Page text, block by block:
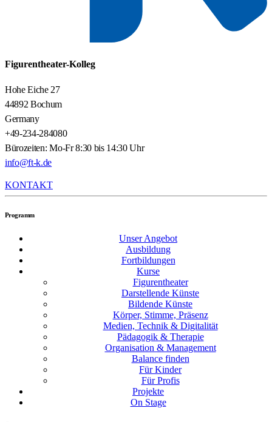
Figurentheater-Kolleg
Hohe Eiche 27
44892 Bochum
Germany
+49-234-284080
Bürozeiten: Mo-Fr 8:30 bis 14:30 Uhr
info@ft-k.de
KONTAKT
Programm
Unser Angebot
Ausbildung
Fortbildungen
Kurse
Figurentheater
Darstellende Künste
Bildende Künste
Körper, Stimme, Präsenz
Medien, Technik & Digitalität
Pädagogik & Therapie
Organisation & Management
Balance finden
Für Kinder
Für Profis
Projekte
On Stage